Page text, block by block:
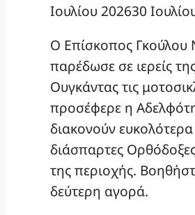
Ιουλίου 202630
Ο Επίσκοπος Γκούλου
παρέδωσε σε ιερείς
Ουγκάντας τις
προσέφερε η
διακονούν ευκολότερα
διάσπαρτες
της περιοχής.
δεύτερη αγορά.